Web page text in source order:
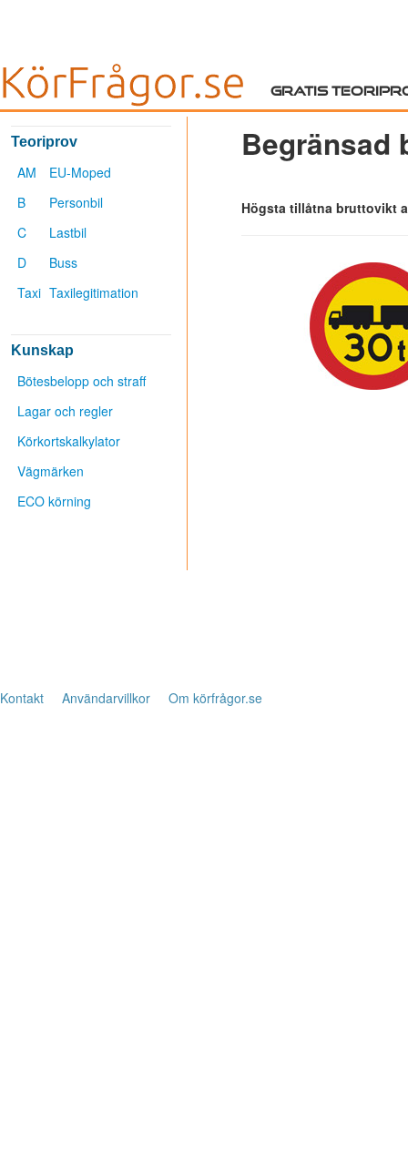
Kontakt Användarvillkor Om körfrågor.se
Gratis
Teoriprov
AM
EU-Moped
B
Personbil
C
Lastbil
D
Buss
Taxi Taxilegitimation
Kunskap
Bötesbelopp och straff
Lagar och regler
Körkortskalkylator
Vägmärken
ECO körning
Begränsad
Högsta tillåtna bruttovikt